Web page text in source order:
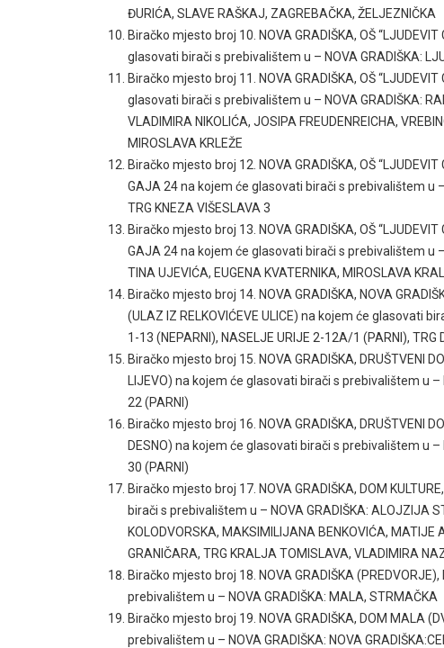
ĐURIĆA, SLAVE RAŠKAJ, ZAGREBAČKA, ŽELJEZNIČKA
Biračko mjesto broj 10. NOVA GRADIŠKA, OŠ
glasovati birači s prebivalištem u – NOVA GRADIŠKA:
Biračko mjesto broj 11. NOVA GRADIŠKA, OŠ
glasovati birači s prebivalištem u – NOVA GRADIŠKA:
VLADIMIRA NIKOLIĆA, JOSIPA FREUDENREICHA,
MIROSLAVA KRLEŽE
Biračko mjesto broj 12. NOVA GRADIŠKA, OŠ
GAJA 24 na kojem će glasovati birači s prebivalištem u –
TRG KNEZA VIŠESLAVA 3
Biračko mjesto broj 13. NOVA GRADIŠKA, OŠ
GAJA 24 na kojem će glasovati birači s prebivalištem u –
TINA UJEVIĆA, EUGENA KVATERNIKA, MIROSLAVA
Biračko mjesto broj 14. NOVA GRADIŠKA, NOVA
(ULAZ IZ RELKOVIĆEVE ULICE) na kojem će glasovati
1-13 (NEPARNI), NASELJE URIJE 2-12A/1 (PARNI), TRG
Biračko mjesto broj 15. NOVA GRADIŠKA, DRUŠTVENI
LIJEVO) na kojem će glasovati birači s prebivalištem u –
22 (PARNI)
Biračko mjesto broj 16. NOVA GRADIŠKA, DRUŠTVENI
DESNO) na kojem će glasovati birači s prebivalištem u –
30 (PARNI)
Biračko mjesto broj 17. NOVA GRADIŠKA, DOM
birači s prebivalištem u – NOVA GRADIŠKA: ALOJZIJA
KOLODVORSKA, MAKSIMILIJANA BENKOVIĆA, MATIJE
GRANIČARA, TRG KRALJA TOMISLAVA, VLADIMIRA
Biračko mjesto broj 18. NOVA GRADIŠKA
prebivalištem u – NOVA GRADIŠKA: MALA, STRMAČKA
Biračko mjesto broj 19. NOVA GRADIŠKA, DOM MALA
prebivalištem u – NOVA GRADIŠKA: NOVA